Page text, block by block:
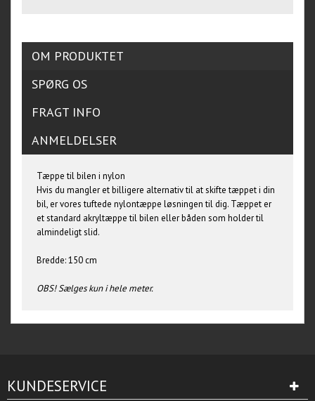
OM PRODUKTET
SPØRG OS
FRAGT INFO
ANMELDELSER
Tæppe til bilen i nylon
Hvis du mangler et billigere alternativ til at skifte tæppet i din
bil, er vores tuftede nylontæppe løsningen til dig. Tæppet er
et standard akryltæppe til bilen eller båden som holder til
almindeligt slid.
Bredde: 150 cm
OBS! Sælges kun i hele meter.
KUNDESERVICE